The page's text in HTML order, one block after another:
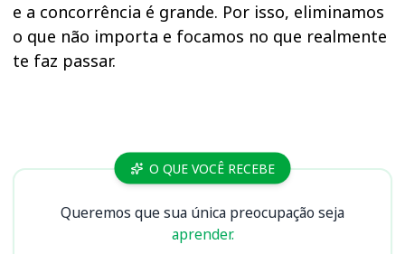
e a concorrência é grande. Por isso, eliminamos
o que não importa e focamos no que realmente
te faz passar.
Cursos O QUE VOCÊ RECEBE
Queremos que sua única preocupação seja
aprender.